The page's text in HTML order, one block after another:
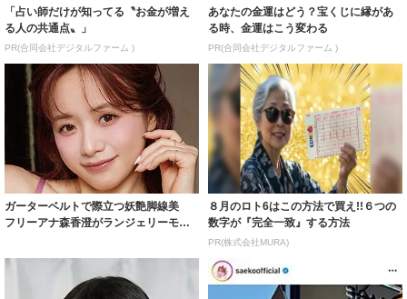
「占い師だけが知ってる〝お金が増え
る人の共通点〟」
PR(合同会社デジタルファーム )
あなたの金運はどう？宝くじに縁があ
る時、金運はこう変わる
PR(合同会社デジタルファーム )
ガーターベルトで際立つ妖艶脚線美
フリーアナ森香澄がランジェリーモデ
８月のロト6はこの方法で買え!!６つの
数字が『完全一致』する方法
PR(株式会社MURA)